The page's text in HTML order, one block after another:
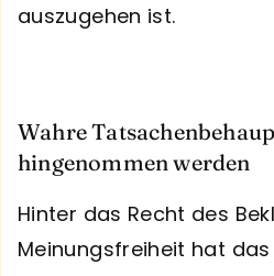
auszugehen ist.
Wahre
hingenommen werden
Hinter das Recht des
Meinungsfreiheit hat